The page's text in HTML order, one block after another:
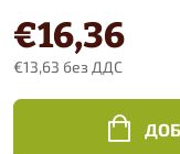
€16,36
€13,63 без ДДС
цена: